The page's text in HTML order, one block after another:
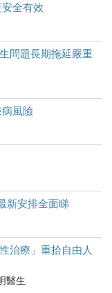
全有效
問題長期拖延嚴重
風險
新安排全面睇
治療」重拾自由人
醫生